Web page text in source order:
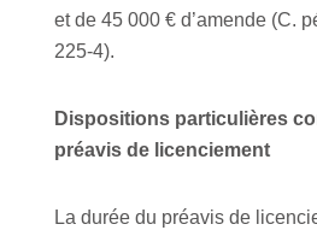
et de 45 000 € d’amende (C.
225-4).
Dispositions particulières
préavis de licenciement
La durée du préavis de